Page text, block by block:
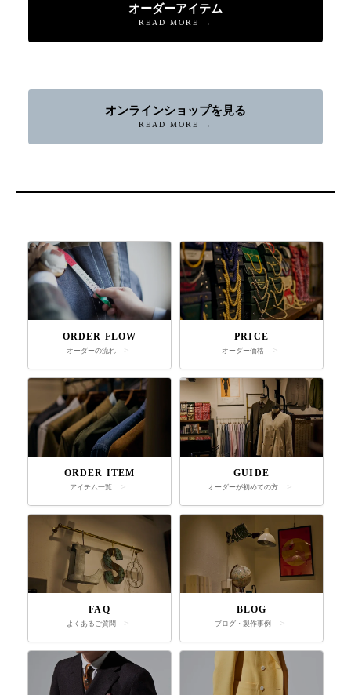
オーダーアイテム
READ MORE →
オンラインショップを見る
READ MORE →
ORDER FLOW
オーダーの流れ
PRICE
オーダー価格
ORDER ITEM
アイテム一覧
GUIDE
オーダーが初めての方
FAQ
よくあるご質問
BLOG
ブログ・製作事例